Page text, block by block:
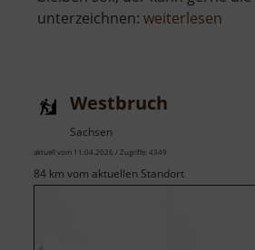
unterzeichnen: weiterlesen
Westbruch
Sachsen
aktuell vom 11.04.2026 / Zugriffe: 4349
84 km vom aktuellen Standort